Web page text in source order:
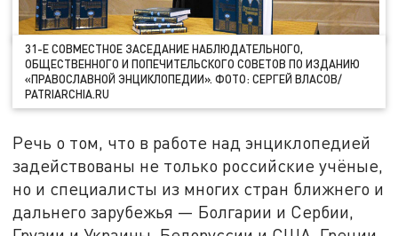
31-Е СОВМЕСТНОЕ ЗАСЕДАНИЕ НАБЛЮДАТЕЛЬНОГО,
ОБЩЕСТВЕННОГО И ПОПЕЧИТЕЛЬСКОГО СОВЕТОВ ПО ИЗДАНИЮ
«ПРАВОСЛАВНОЙ ЭНЦИКЛОПЕДИИ». ФОТО: СЕРГЕЙ ВЛАСОВ/
PATRIARCHIA.RU
Речь о том, что в работе над энциклопедией
задействованы не только российские учёные,
но и специалисты из многих стран ближнего и
дальнего зарубежья — Болгарии и Сербии,